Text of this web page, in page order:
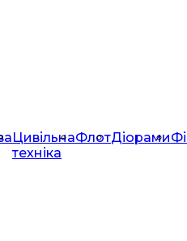
Цивільна
техніка
ФлотДіорами